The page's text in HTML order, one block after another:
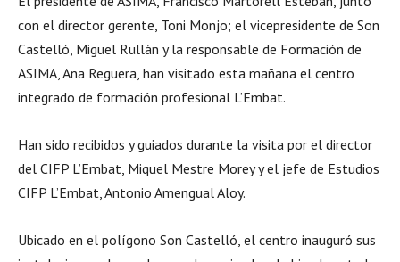
con el director gerente, Toni Monjo; el vicepresidente de Son
Castelló, Miguel Rullán y la responsable de Formación de
ASIMA, Ana Reguera, han visitado esta mañana el centro
integrado de formación profesional L’Embat.
Han sido recibidos y guiados durante la visita por el director
del CIFP L’Embat, Miquel Mestre Morey y el jefe de Estudios
CIFP L’Embat, Antonio Amengual Aloy.
Ubicado en el polígono Son Castelló, el centro inauguró sus